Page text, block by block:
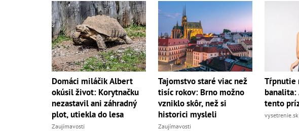
Domáci miláčik Albert
okúsil život: Korytnačku
nezastavil ani záhradný
plot, utiekla do lesa
Zaujímavosti
Tajomstvo staré viac než
tisíc rokov: Brno možno
vzniklo skôr, než si
historici mysleli
Zaujímavosti
Tŕpnutie
banalita:
tento
vysetrenie.sk